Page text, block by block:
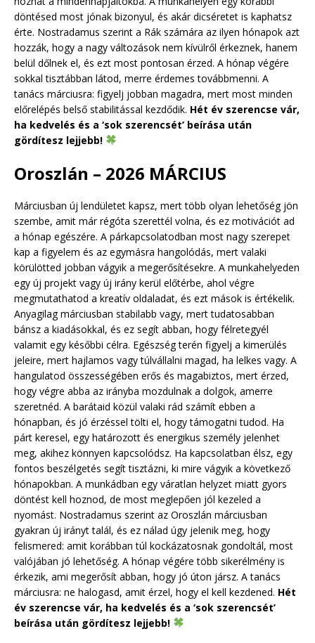
döntésed most jónak bizonyul, és akár dicséretet is kaphatsz
érte. Nostradamus szerint a Rák számára az ilyen hónapok azt
hozzák, hogy a nagy változások nem kívülről érkeznek, hanem
belül dőlnek el, és ezt most pontosan érzed. A hónap végére
sokkal tisztábban látod, merre érdemes továbbmenni. A
tanács márciusra: figyelj jobban magadra, mert most minden
előrelépés belső stabilitással kezdődik. Hét év szerencse vár,
ha kedvelés és a ‘sok szerencsét’ beírása után
gördítesz lejjebb!
Oroszlán – 2026 MÁRCIUS
Márciusban új lendületet kapsz, mert több olyan lehetőség jön
szembe, amit már régóta szerettél volna, és ez motivációt ad
a hónap egészére. A párkapcsolatodban most nagy szerepet
kap a figyelem és az egymásra hangolódás, mert valaki
körülötted jobban vágyik a megerősítésekre. A munkahelyeden
egy új projekt vagy új irány kerül előtérbe, ahol végre
megmutathatod a kreatív oldaladat, és ezt mások is értékelik.
Anyagilag márciusban stabilabb vagy, mert tudatosabban
bánsz a kiadásokkal, és ez segít abban, hogy félretegyél
valamit egy későbbi célra. Egészség terén figyelj a kimerülés
jeleire, mert hajlamos vagy túlvállalni magad, ha lelkes vagy. A
hangulatod összességében erős és magabiztos, mert érzed,
hogy végre abba az irányba mozdulnak a dolgok, amerre
szeretnéd. A barátaid közül valaki rád számít ebben a
hónapban, és jó érzéssel tölti el, hogy támogatni tudod. Ha
párt keresel, egy határozott és energikus személy jelenhet
meg, akihez könnyen kapcsolódsz. Ha kapcsolatban élsz, egy
fontos beszélgetés segít tisztázni, ki mire vágyik a következő
hónapokban. A munkádban egy váratlan helyzet miatt gyors
döntést kell hoznod, de most meglepően jól kezeled a
nyomást. Nostradamus szerint az Oroszlán márciusban
gyakran új irányt talál, és ez nálad úgy jelenik meg, hogy
felismered: amit korábban túl kockázatosnak gondoltál, most
valójában jó lehetőség. A hónap végére több sikerélmény is
érkezik, ami megerősít abban, hogy jó úton jársz. A tanács
márciusra: ne halogasd, amit érzel, hogy el kell kezdened. Hét
év szerencse vár, ha kedvelés és a ‘sok szerencsét’
beírása után gördítesz lejjebb!